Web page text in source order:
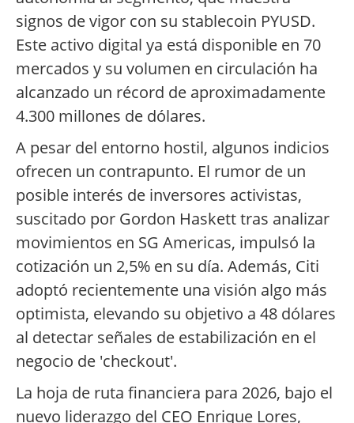
signos de vigor con su stablecoin PYUSD.
Este activo digital ya está disponible en 70
mercados y su volumen en circulación ha
alcanzado un récord de aproximadamente
4.300 millones de dólares.
A pesar del entorno hostil, algunos indicios
ofrecen un contrapunto. El rumor de un
posible interés de inversores activistas,
suscitado por Gordon Haskett tras analizar
movimientos en SG Americas, impulsó la
cotización un 2,5% en su día. Además, Citi
adoptó recientemente una visión algo más
optimista, elevando su objetivo a 48 dólares
al detectar señales de estabilización en el
negocio de 'checkout'.
La hoja de ruta financiera para 2026, bajo el
nuevo liderazgo del CEO Enrique Lores,